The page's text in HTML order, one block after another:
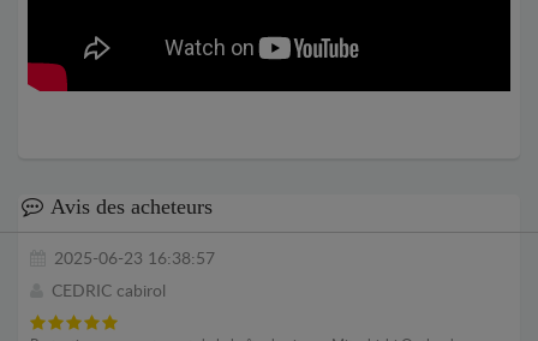
Avis des acheteurs
2025-06-23 16:38:57
CEDRIC cabirol